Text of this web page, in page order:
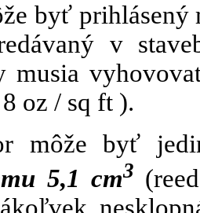
byť
v
musia
oz / sq ft ).
môže byť
5,1 cm3